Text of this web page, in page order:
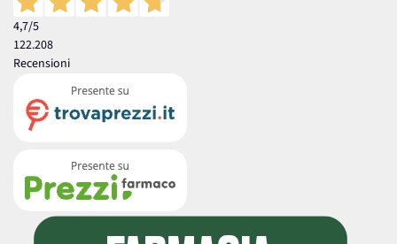
4,7/5
122.208
Recensioni